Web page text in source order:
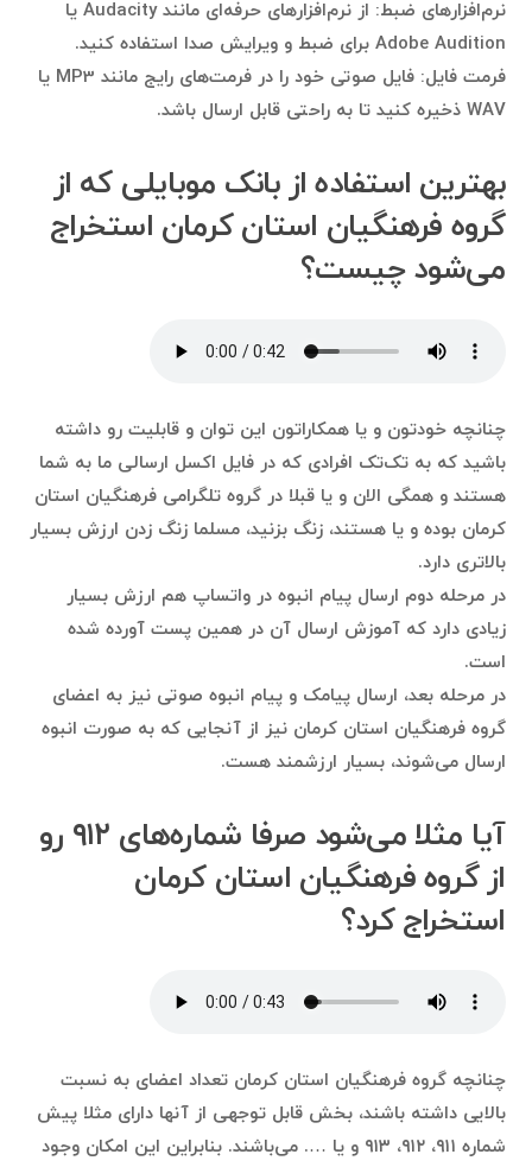
نرم‌افزارهای ضبط: از نرم‌افزارهای حرفه‌ای مانند Audacity یا
Adobe Audition برای ضبط و ویرایش صدا استفاده کنید.
فرمت فایل: فایل صوتی خود را در فرمت‌های رایج مانند MP3 یا
WAV ذخیره کنید تا به راحتی قابل ارسال باشد.
بهترین استفاده‌ از بانک موبایلی که از
گروه فرهنگیان استان کرمان استخراج
می‌شود چیست؟
چنانچه خودتون و یا همکاراتون این توان و قابلیت رو داشته
باشید که به تک‌تک افرادی که در فایل اکسل ارسالی ما به شما
هستند و همگی الان و یا قبلا در گروه تلگرامی فرهنگیان استان
کرمان بوده و یا هستند، زنگ بزنید، مسلما زنگ زدن ارزش بسیار
بالاتری دارد.
در مرحله دوم ارسال پیام انبوه در واتساپ هم ارزش بسیار
زیادی دارد که آموزش ارسال آن در همین پست آورده شده
است.
در مرحله بعد، ارسال پیامک و پیام انبوه صوتی نیز به اعضای
گروه فرهنگیان استان کرمان نیز از آنجایی که به صورت انبوه
ارسال می‌شوند، بسیار ارزشمند هست.
آیا مثلا می‌شود صرفا شماره‌های ۹۱۲ رو
از گروه فرهنگیان استان کرمان
استخراج کرد؟
چنانچه گروه فرهنگیان استان کرمان تعداد اعضای به نسبت
بالایی داشته باشند، بخش قابل توجهی از آنها دارای مثلا پیش
شماره ۹۱۱، ۹۱۲، ۹۱۳ و یا …. می‌باشند. بنابراین این امکان وجود